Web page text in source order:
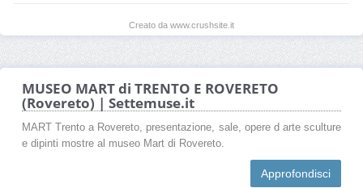
Creato da www.crushsite.it
MUSEO MART di TRENTO E ROVERETO
(Rovereto) | Settemuse.it
MART Trento a Rovereto, presentazione, sale, opere d arte sculture
e dipinti mostre al museo Mart di Rovereto.
Approfondisci